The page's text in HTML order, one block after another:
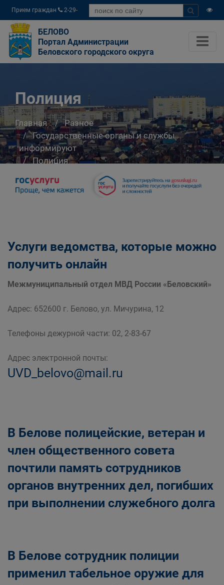
Прием граждан
2-29-
04
БЕЛОВО
Портал Администрации
Беловского городского округа
Полиция
Главная
Разное
Государственные органы и службы
информируют
Полиция
Услуги ведомства, которые можно
получить онлайн
Межмуниципальный отдел МВД России «Беловский»
Адрес: 652600 г. Белово, ул. Мичурина, 12
Телефоны дежурной части: 02, 2-83-67
Адрес электронной почты:
UVD_belovo@mail.ru
В Белове полицейские, ветеран и
член общественного совета
почтили память сотрудников
органов внутренних дел, погибших
при выполнении служебного долга
В Белове сотрудник полиции
применил табельное оружие для